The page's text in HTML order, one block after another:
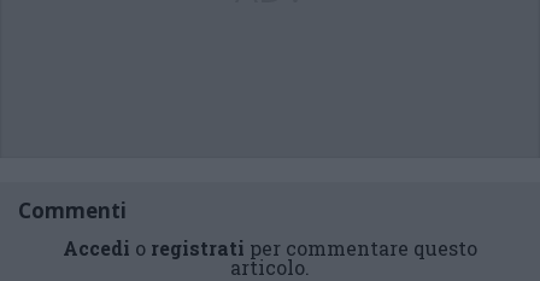
Commenti
Accedi o registrati per commentare questo
articolo.